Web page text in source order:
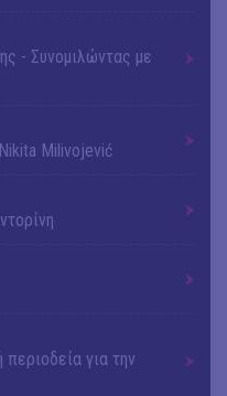
- Συνομιλώντας με
Milivojević
για την